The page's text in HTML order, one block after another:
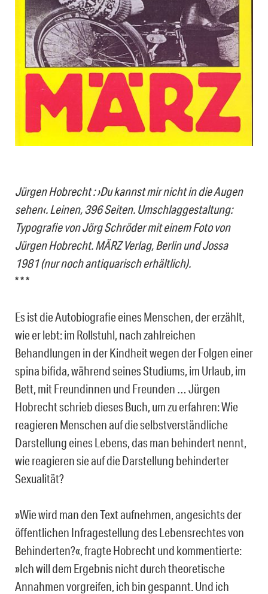
Jürgen Hobrecht : ›Du kannst mir nicht in die Augen
sehen‹. Leinen, 396 Seiten. Umschlaggestaltung:
Typografie von Jörg Schröder mit einem Foto von
Jürgen Hobrecht. MÄRZ Verlag, Berlin und Jossa
1981 (nur noch antiquarisch erhältlich).
* * *
Es ist die Autobiografie eines Menschen, der erzählt,
wie er lebt: im Rollstuhl, nach zahlreichen
Behandlungen in der Kindheit wegen der Folgen einer
spina bifida, während seines Studiums, im Urlaub, im
Bett, mit Freundinnen und Freunden … Jürgen
Hobrecht schrieb dieses Buch, um zu erfahren: Wie
reagieren Menschen auf die selbstverständliche
Darstellung eines Lebens, das man behindert nennt,
wie reagieren sie auf die Darstellung behinderter
Sexualität?
»Wie wird man den Text aufnehmen, angesichts der
öffentlichen Infragestellung des Lebensrechtes von
Behinderten?«, fragte Hobrecht und kommentierte:
»Ich will dem Ergebnis nicht durch theoretische
Annahmen vorgreifen, ich bin gespannt. Und ich